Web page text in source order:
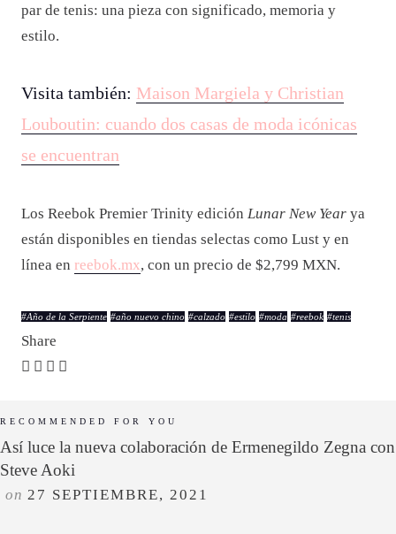
par de tenis: una pieza con significado, memoria y
estilo.
Visita también: Maison Margiela y Christian
Louboutin: cuando dos casas de moda icónicas
se encuentran
Los Reebok Premier Trinity edición Lunar New Year ya
están disponibles en tiendas selectas como Lust y en
línea en reebok.mx, con un precio de $2,799 MXN.
#Año de la Serpiente #año nuevo chino #calzado #estilo #moda #reebok #tenis
Share
RECOMMENDED FOR YOU
Así luce la nueva colaboración de Ermenegildo Zegna con
Steve Aoki
on 27 SEPTIEMBRE, 2021